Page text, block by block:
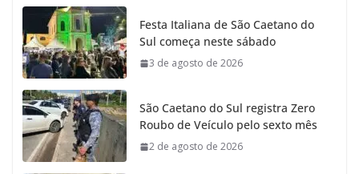
o
o
k
g
r
a
m
r e
Festa Italiana de São Caetano do
Sul começa neste sábado
3 de agosto de 2026
São Caetano do Sul registra Zero
Roubo de Veículo pelo sexto mês
2 de agosto de 2026